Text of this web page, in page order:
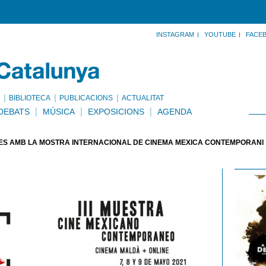
INSTAGRAM YOUTUBE
BIBLIOTECA PUBLICACIONS ACTUALITAT
MÚSICA EXPOSICIONS AGENDA
AMB LA MOSTRA INTERNACIONAL DE CINEMA MEXICÀ CONTEMPORANI